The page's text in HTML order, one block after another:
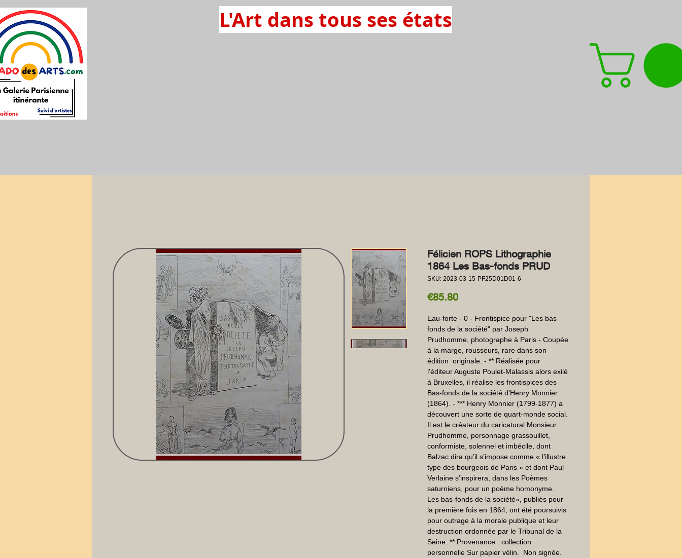
L'Art dans tous ses états
Félicien ROPS Lithographie
1864 Les Bas-fonds PRUD
SKU: 2023-03-15-PF25D01D01-6
€85.80Price
Eau-forte - 0 - Frontispice pour "Les bas
fonds de la société" par Joseph
Prudhomme, photographe à Paris - Coupée
à la marge, rousseurs, rare dans son
édition  originale. - ** Réalisée pour
l'éditeur Auguste Poulet-Malassis alors exilé
à Bruxelles, il réalise les frontispices des
Bas-fonds de la société d'Henry Monnier
(1864). - *** Henry Monnier (1799-1877) a
découvert une sorte de quart-monde social.
Il est le créateur du caricatural Monsieur
Prudhomme, personnage grassouillet,
conformiste, solennel et imbécile, dont
Balzac dira qu’il s’impose comme « l’illustre
type des bourgeois de Paris » et dont Paul
Verlaine s’inspirera, dans les Poèmes
saturniens, pour un poème homonyme.
Les bas-fonds de la société», publiés pour
la première fois en 1864, ont été poursuivis
pour outrage à la morale publique et leur
destruction ordonnée par le Tribunal de la
Seine. ** Provenance : collection
personnelle Sur papier vélin.  Non signée.